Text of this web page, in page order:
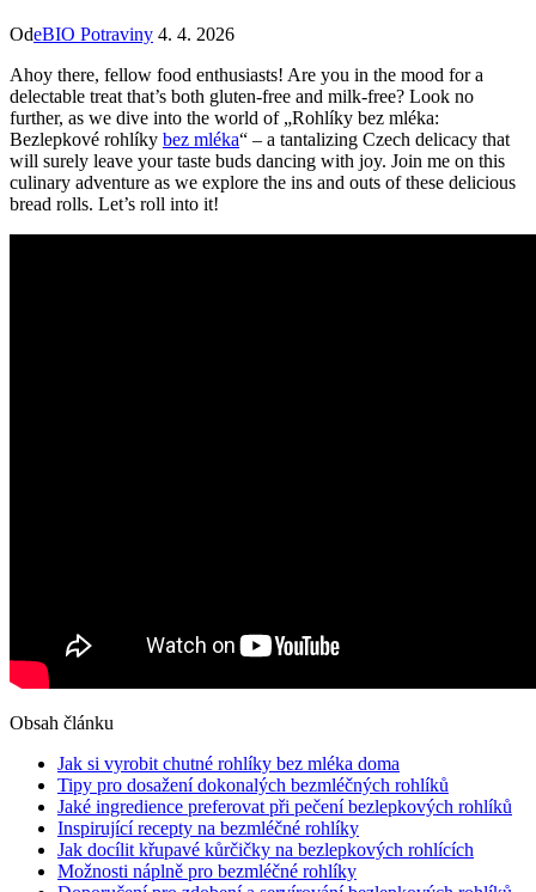
OdeBIO Potraviny 4. 4. 2026
Ahoy‍ there, fellow food enthusiasts! Are you in the mood for ‌a
delectable treat⁢ that’s both gluten-free and milk-free? Look no
further, as we dive into the world of „Rohlíky bez‌ mléka:
Bezlepkové rohlíky bez mléka“ – a tantalizing Czech ⁢delicacy that
⁣will surely leave your taste buds dancing with joy.⁤ Join me on ‍this
culinary ⁢adventure as we explore the‌ ins and outs of these delicious⁣
bread rolls. Let’s roll into it!
Obsah článku
Jak si vyrobit chutné rohlíky bez mléka ⁣doma
Tipy ​pro dosažení dokonalých bezmléčných rohlíků
Jaké ingredience preferovat při pečení bezlepkových rohlíků
Inspirující recepty ⁤na ⁤bezmléčné rohlíky
Jak docílit křupavé kůrčičky na bezlepkových rohlících
Možnosti náplně pro bezmléčné rohlíky